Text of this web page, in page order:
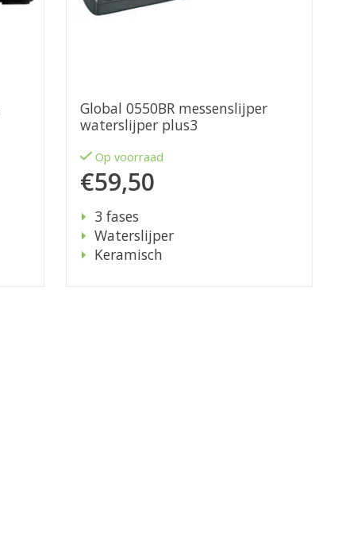
Global 0550BR messenslijper
waterslijper plus3
Op voorraad
€59,50
3 fases
Waterslijper
Keramisch